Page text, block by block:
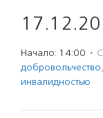
Начало: 14:00 ·
доброволь­чест­во,
инвалидностью